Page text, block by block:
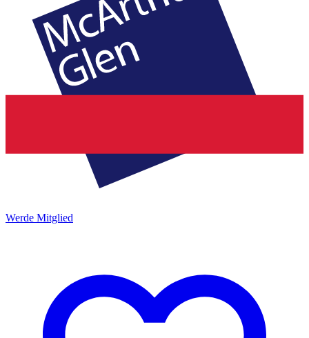
Werde Mitglied